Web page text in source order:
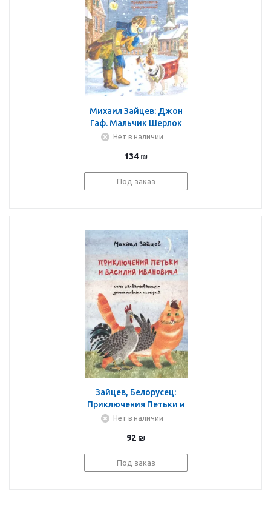
Михаил Зайцев: Джон
Гаф. Мальчик Шерлок
Холмс. Продолжение
сыщика в изложении
его верного пса
Нет в наличии
134 ₪
Под заказ
Зайцев, Белорусец:
Приключения Петьки и
Василия Ивановича.
детективных историй
Нет в наличии
92 ₪
Под заказ